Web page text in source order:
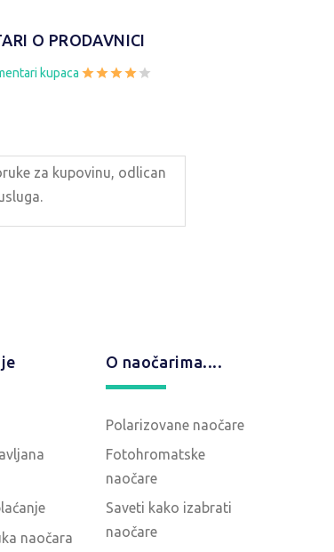
SUNCE X-LOOP 2676
RSD
O PRODAVNICI
kupaca
za kupovinu, odlican
naočara
O naočarima....
Polarizovane naočare
Fotohromatske
naočare
Saveti kako izabrati
naočare